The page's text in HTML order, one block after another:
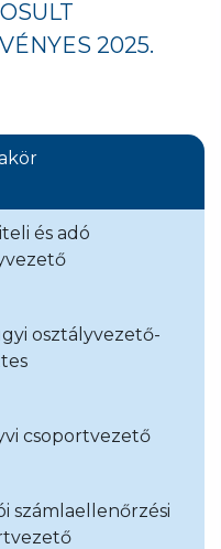
2025.
és adó
osztályvezető-
csoportvezető
számlaellenőrzési